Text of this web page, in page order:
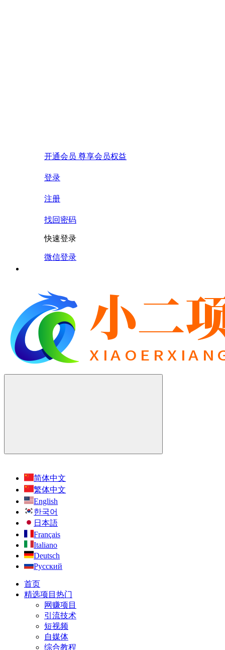
开通会员 尊享会员权益
登录
注册
找回密码
快速登录
微信登录
简体中文
繁体中文
English
한국어
日本語
Français
Italiano
Deutsch
Русский
首页
精选项目 热门
网赚项目
引流技术
短视频
自媒体
综合教程